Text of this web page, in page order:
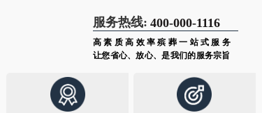
服务热线: 400-000-1116
高素质高效率殡葬一站式服务
让您省心、放心、是我们的服务宗旨